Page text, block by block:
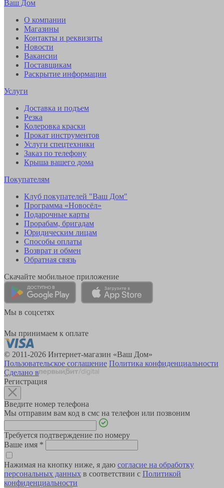
Ваш Дом
О компании
Магазины
Контакты и реквизиты
Новости
Вакансии
Поставщикам
Раскрытие информации
Услуги
Доставка и подъем
Резка
Колеровка краски
Прокат инструментов
Услуги спецтехники
Заказ по телефону
Крыша вашего дома
Покупателям
Клуб покупателей "Ваш Дом"
Программа «Новосёл»
Подарочные карты
Прорабам, бригадам
Юридическим лицам
Способы оплаты
Возврат и обмен
Обратная связь
Скачайте мобильное приложение
Мы в соцсетях
Мы принимаем к оплате
© 2011-2026 Интернет-магазин «Ваш Дом»
Пользовательское соглашение Политика конфиденциальности
Сделано в
Регистрация
Введите номер телефона
Мы отправим вам код в смс на телефон или позвоним
Требуется подтверждение по номеру
Ваше имя *
Нажимая на кнопку ниже, я даю согласие на обработку
персональных данных в соответствии с Политикой
конфиденциальности